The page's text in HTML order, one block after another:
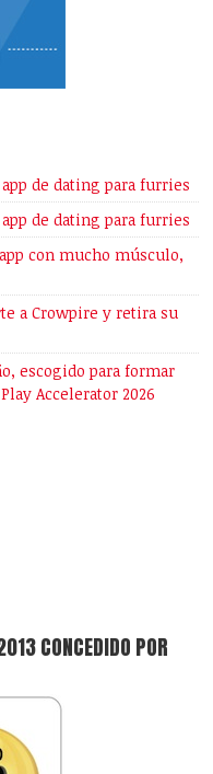
de dating para furries
de dating para furries
con mucho músculo,
a Crowpire y retira su
escogido para formar
Accelerator 2026
CONCEDIDO POR